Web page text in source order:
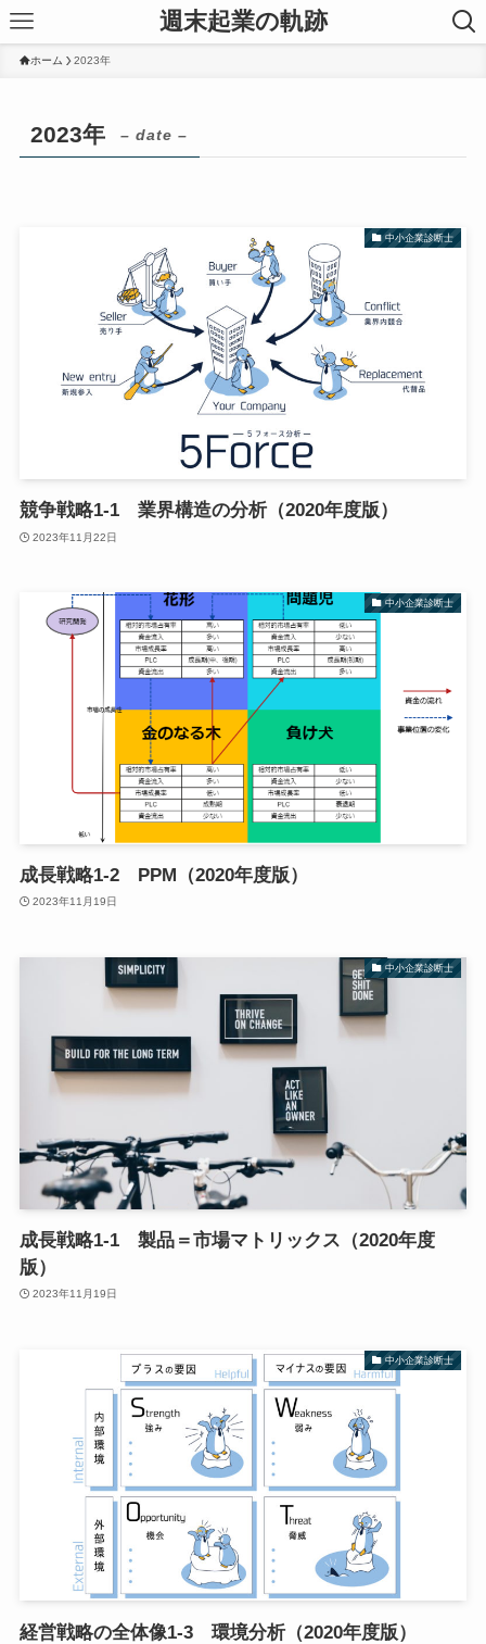
週末起業の軌跡
ホーム 2023年
2023年 – date –
中小企業診断士
競争戦略1-1 業界構造の分析（2020年度版）
2023年11月22日
中小企業診断士
成長戦略1-2 PPM（2020年度版）
2023年11月19日
中小企業診断士
成長戦略1-1 製品＝市場マトリックス（2020年度
版）
2023年11月19日
中小企業診断士
経営戦略の全体像1-3 環境分析（2020年度版）